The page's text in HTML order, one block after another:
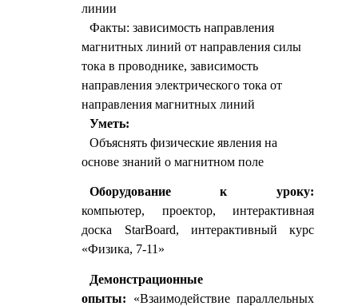
линии
Факты: зависимость направления
магнитных линий от направления силы
тока в проводнике, зависимость
направления электрического тока от
направления магнитных линий
Уметь:
Объяснять физические явления на
основе знаний о магнитном поле
Оборудование к уроку:
компьютер,
проектор, интерактивная
доска StarBoard, интерактивный курс
«Физика, 7-11»
Демонстрационные
опыты: «Взаимодействие параллельных